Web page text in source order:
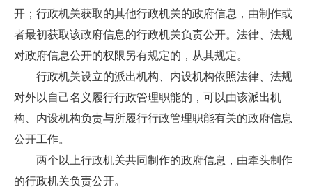
开；行政机关获取的其他行政机关的政府信息，由制作或
者最初获取该政府信息的行政机关负责公开。法律、法规
对政府信息公开的权限另有规定的，从其规定。
行政机关设立的派出机构、内设机构依照法律、法规
对外以自己名义履行行政管理职能的，可以由该派出机
构、内设机构负责与所履行行政管理职能有关的政府信息
公开工作。
两个以上行政机关共同制作的政府信息，由牵头制作
的行政机关负责公开。